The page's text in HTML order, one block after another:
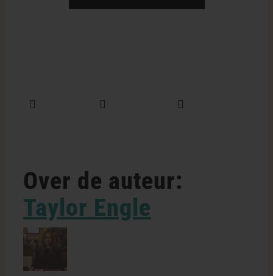
Over de auteur:
Taylor Engle